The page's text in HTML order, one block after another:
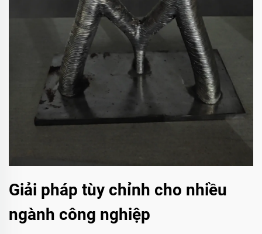
Giải pháp tùy chỉnh cho nhiều
ngành công nghiệp